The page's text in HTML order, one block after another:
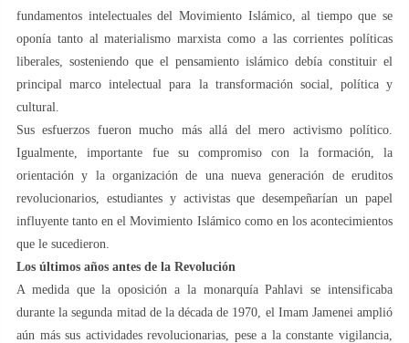
fundamentos intelectuales del Movimiento Islámico, al tiempo que se
oponía tanto al materialismo marxista como a las corrientes políticas
liberales, sosteniendo que el pensamiento islámico debía constituir el
principal marco intelectual para la transformación social, política y
cultural.
Sus esfuerzos fueron mucho más allá del mero activismo político.
Igualmente, importante fue su compromiso con la formación, la
orientación y la organización de una nueva generación de eruditos
revolucionarios, estudiantes y activistas que desempeñarían un papel
influyente tanto en el Movimiento Islámico como en los acontecimientos
que le sucedieron.
Los últimos años antes de la Revolución
A medida que la oposición a la monarquía Pahlavi se intensificaba
durante la segunda mitad de la década de 1970, el Imam Jamenei amplió
aún más sus actividades revolucionarias, pese a la constante vigilancia,